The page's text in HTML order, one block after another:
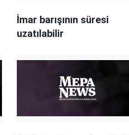
İmar barışının süresi
uzatılabilir